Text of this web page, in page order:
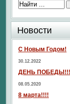
Новости
С Новым Годом!
30.12.2022
ДЕНЬ
08.05.2020
8 марта!!!!